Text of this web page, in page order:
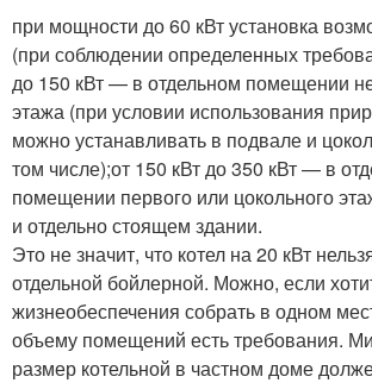
при мощности до 60 кВт установка
(при соблюдении определенных
до 150 кВт — в отдельном помещении
этажа (при условии использования
можно устанавливать в подвале и
том числе);от 150 кВт до 350 кВт — в
помещении первого или цокольного
и отдельно стоящем здании.
Это не значит, что котел на 20 кВт
отдельной бойлерной. Можно, если
жизнеобеспечения собрать в одном
объему помещений есть требования.
размер котельной в частном доме